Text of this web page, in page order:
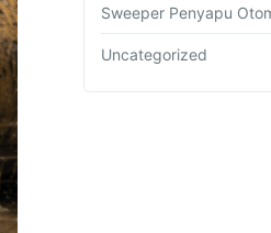
Sweeper Penyapu
Uncategorized